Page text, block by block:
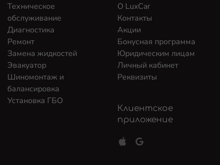
Техническое
обслуживание
Диагностика
Ремонт
Замена жидкостей
Эвакуатор
Шиномонтаж и
балансировка
Установка ГБО
О LuxCar
Контакты
Акции
Бонусная программа
Юридическим лицам
Личный кабинет
Реквизиты
Клиентское
приложение